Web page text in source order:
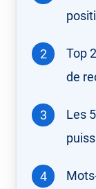
Top
de
Les